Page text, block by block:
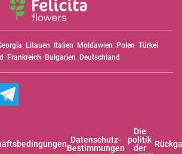
Litauen Italien Moldawien Polen Türkei
Frankreich Bulgarien Deutschland
Datenschutz-
Bestimmungen
Die
politik
der